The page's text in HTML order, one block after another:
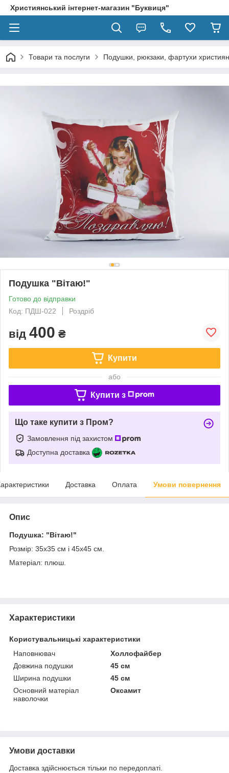
Християнський інтернет-магазин "Буквиця"
Товари та послуги Подушки, рюкзаки, фартухи
Подушка "Вітаю!"
Готово до відправки
Код: ПДШ-022
Роздріб
від 400 ₴
Купити
або
Купити з
Що таке купити з Пром?
Замовлення під захистом
Доступна доставка
Доставка Оплата Умови повернення
Опис
Подушка: "Вітаю!"
Розмір: 35х35 см і 45х45 см.
Матеріал: плюш.
Характеристики
Користувальницькі характеристики
Наповнювач
Холлофайбер
Довжина подушки
45 см
Ширина подушки
45 см
Основний матеріал
наволочки
Оксамит
Умови доставки
Доставка здійснюється тільки по передоплаті.